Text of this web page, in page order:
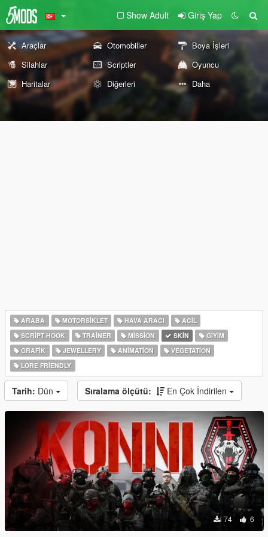
Show Adult Giriş Yap
Araçlar Otomobiller
Boya İşleri
Silahlar
Scriptler
Oyuncu
Haritalar
Diğerleri Daha
ARABA MOTORSIKLET HAVA ARACI
ACIL
SCRIPT HOOK
TRAINER MISSION SKIN
GIYIM
GRAFIK
JEWELLERY ANIMATION
VEGETATION
LORE FRIENDLY
Tarih: Dün Sıralama ölçütü: En Çok İndirilen
74 6